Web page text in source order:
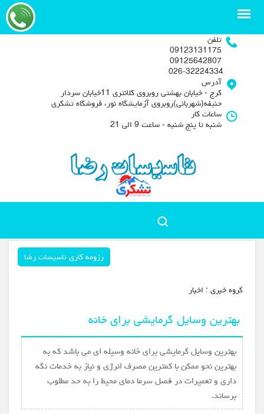
تلفن
09123131175
09125642807
آدرس
کرج - خیابان بهشتی روبروی کلانتری 11خیابان سردار
حنیفه(شهربانی)روبروی آزمایشگاه نور، فروشگاه تشکری
ساعات کار
شنبه تا پنج شنبه - ساعت 9 الی 21
رزومه کاری تاسیسات رضا
گروه خبري : اخبار
بهترین وسایل گرمایشی برای خانه
بهترین وسایل گرمایشی برای خانه وسیله ای می باشد که به
بهترین نحو ممکن با کمترین مصرف انرژی و نیاز به خدمات نگه
داری و تعمیرات در فصل سرما دمای محیط را به حد مطلوب
برساند.